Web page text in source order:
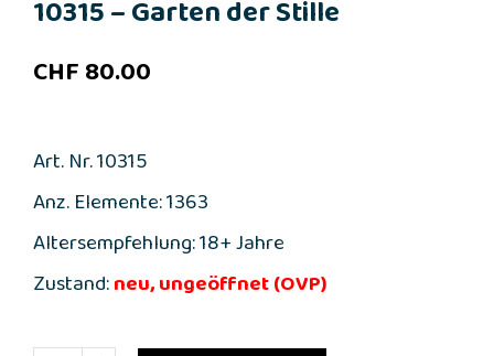
10315 – Garten der Stille
CHF80.00
Art. Nr. 10315
Anz. Elemente: 1363
Altersempfehlung: 18+ Jahre
Zustand:neu, ungeöffnet (OVP)